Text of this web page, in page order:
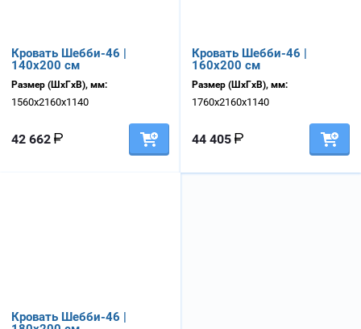
Кровать Шебби-46 |
140х200 см
Размер (ШхГхВ), мм:
1560х2160х1140
42 662
Кровать Шебби-46 |
160х200 см
Размер (ШхГхВ), мм:
1760х2160х1140
44 405
Кровать Шебби-46 |